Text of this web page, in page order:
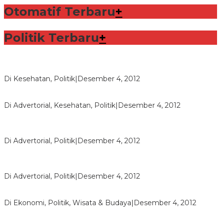
Otomatif Terbaru+
Politik Terbaru+
Di Kesehatan, Politik Desember 4, 2012
Di Advertorial, Kesehatan, Politik Desember 4, 2012
Di Advertorial, Politik Desember 4, 2012
Di Advertorial, Politik Desember 4, 2012
Di Ekonomi, Politik, Wisata & Budaya Desember 4, 2012